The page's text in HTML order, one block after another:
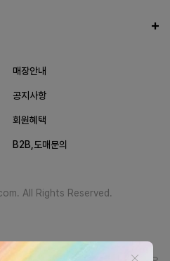
매장안내
공지사항
회원혜택
B2B,도매문의
All Rights Reserved.
의 직거래를 통한 정품만을 취급합니